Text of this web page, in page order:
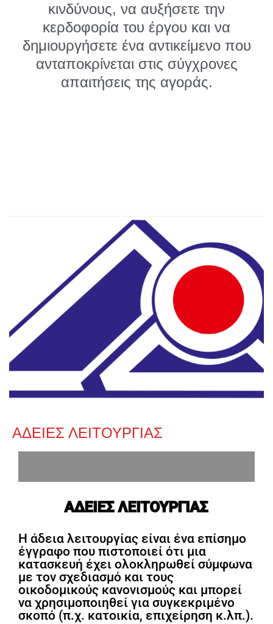
κινδύνους, να αυξήσετε την
κερδοφορία του έργου και να
δημιουργήσετε ένα αντικείμενο που
ανταποκρίνεται στις σύγχρονες
απαιτήσεις της αγοράς.
ΑΔΕΙΕΣ ΛΕΙΤΟΥΡΓΙΑΣ
ΑΔΕΙΕΣ ΛΕΙΤΟΥΡΓΙΑΣ
Η άδεια λειτουργίας είναι ένα επίσημο
έγγραφο που πιστοποιεί ότι μια
κατασκευή έχει ολοκληρωθεί σύμφωνα
με τον σχεδιασμό και τους
οικοδομικούς κανονισμούς και μπορεί
να χρησιμοποιηθεί για συγκεκριμένο
σκοπό (π.χ. κατοικία, επιχείρηση κ.λπ.).